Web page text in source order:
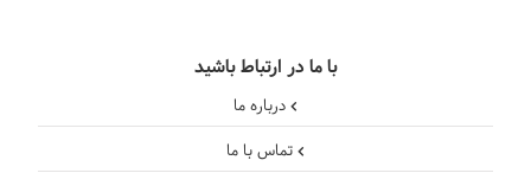
با ما در ارتباط باشید
درباره ما
تماس با ما